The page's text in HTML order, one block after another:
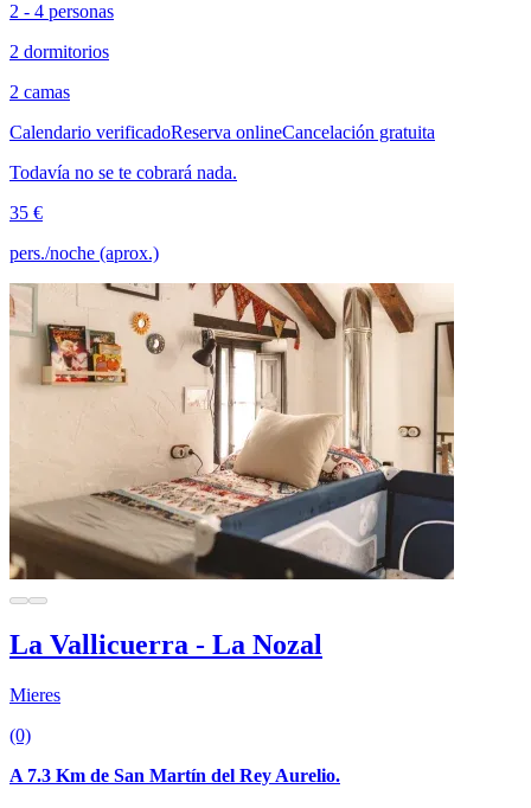
2 - 4 personas
2 dormitorios
2 camas
Calendario verificadoReserva onlineCancelación gratuita
Todavía no se te cobrará nada.
35 €
pers./noche (aprox.)
La Vallicuerra - La Nozal
Mieres
(0)
A 7.3 Km de San Martín del Rey Aurelio.